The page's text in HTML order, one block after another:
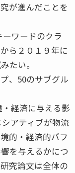
が進んだことを
ワードのクラ
ら２０１９年に
たい。
、50のサブグル
経済に与える影
アティブが物流
的・経済的パフ
を与えるかにつ
究論文は全体の